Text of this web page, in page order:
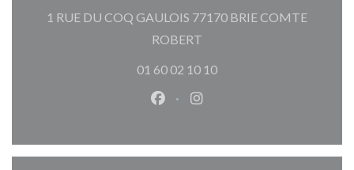
1 RUE DU COQ GAULOIS 77170 BRIE COMTE
ROBERT
01 60 02 10 10
Facebook ((ouvre une
Instagram ((ouvre une